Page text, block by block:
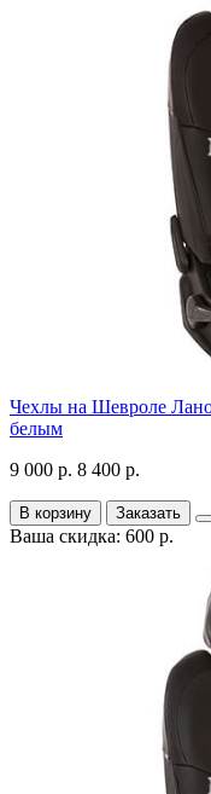
Чехлы на Шевроле
белым
9 000 р. 8 400 р.
В корзину Заказать
Ваша скидка: 600 р.